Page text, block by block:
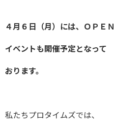
４月６日（月）には、ＯＰＥＮ
イベントも開催予定となって
おります。
私たちプロタイムズでは、